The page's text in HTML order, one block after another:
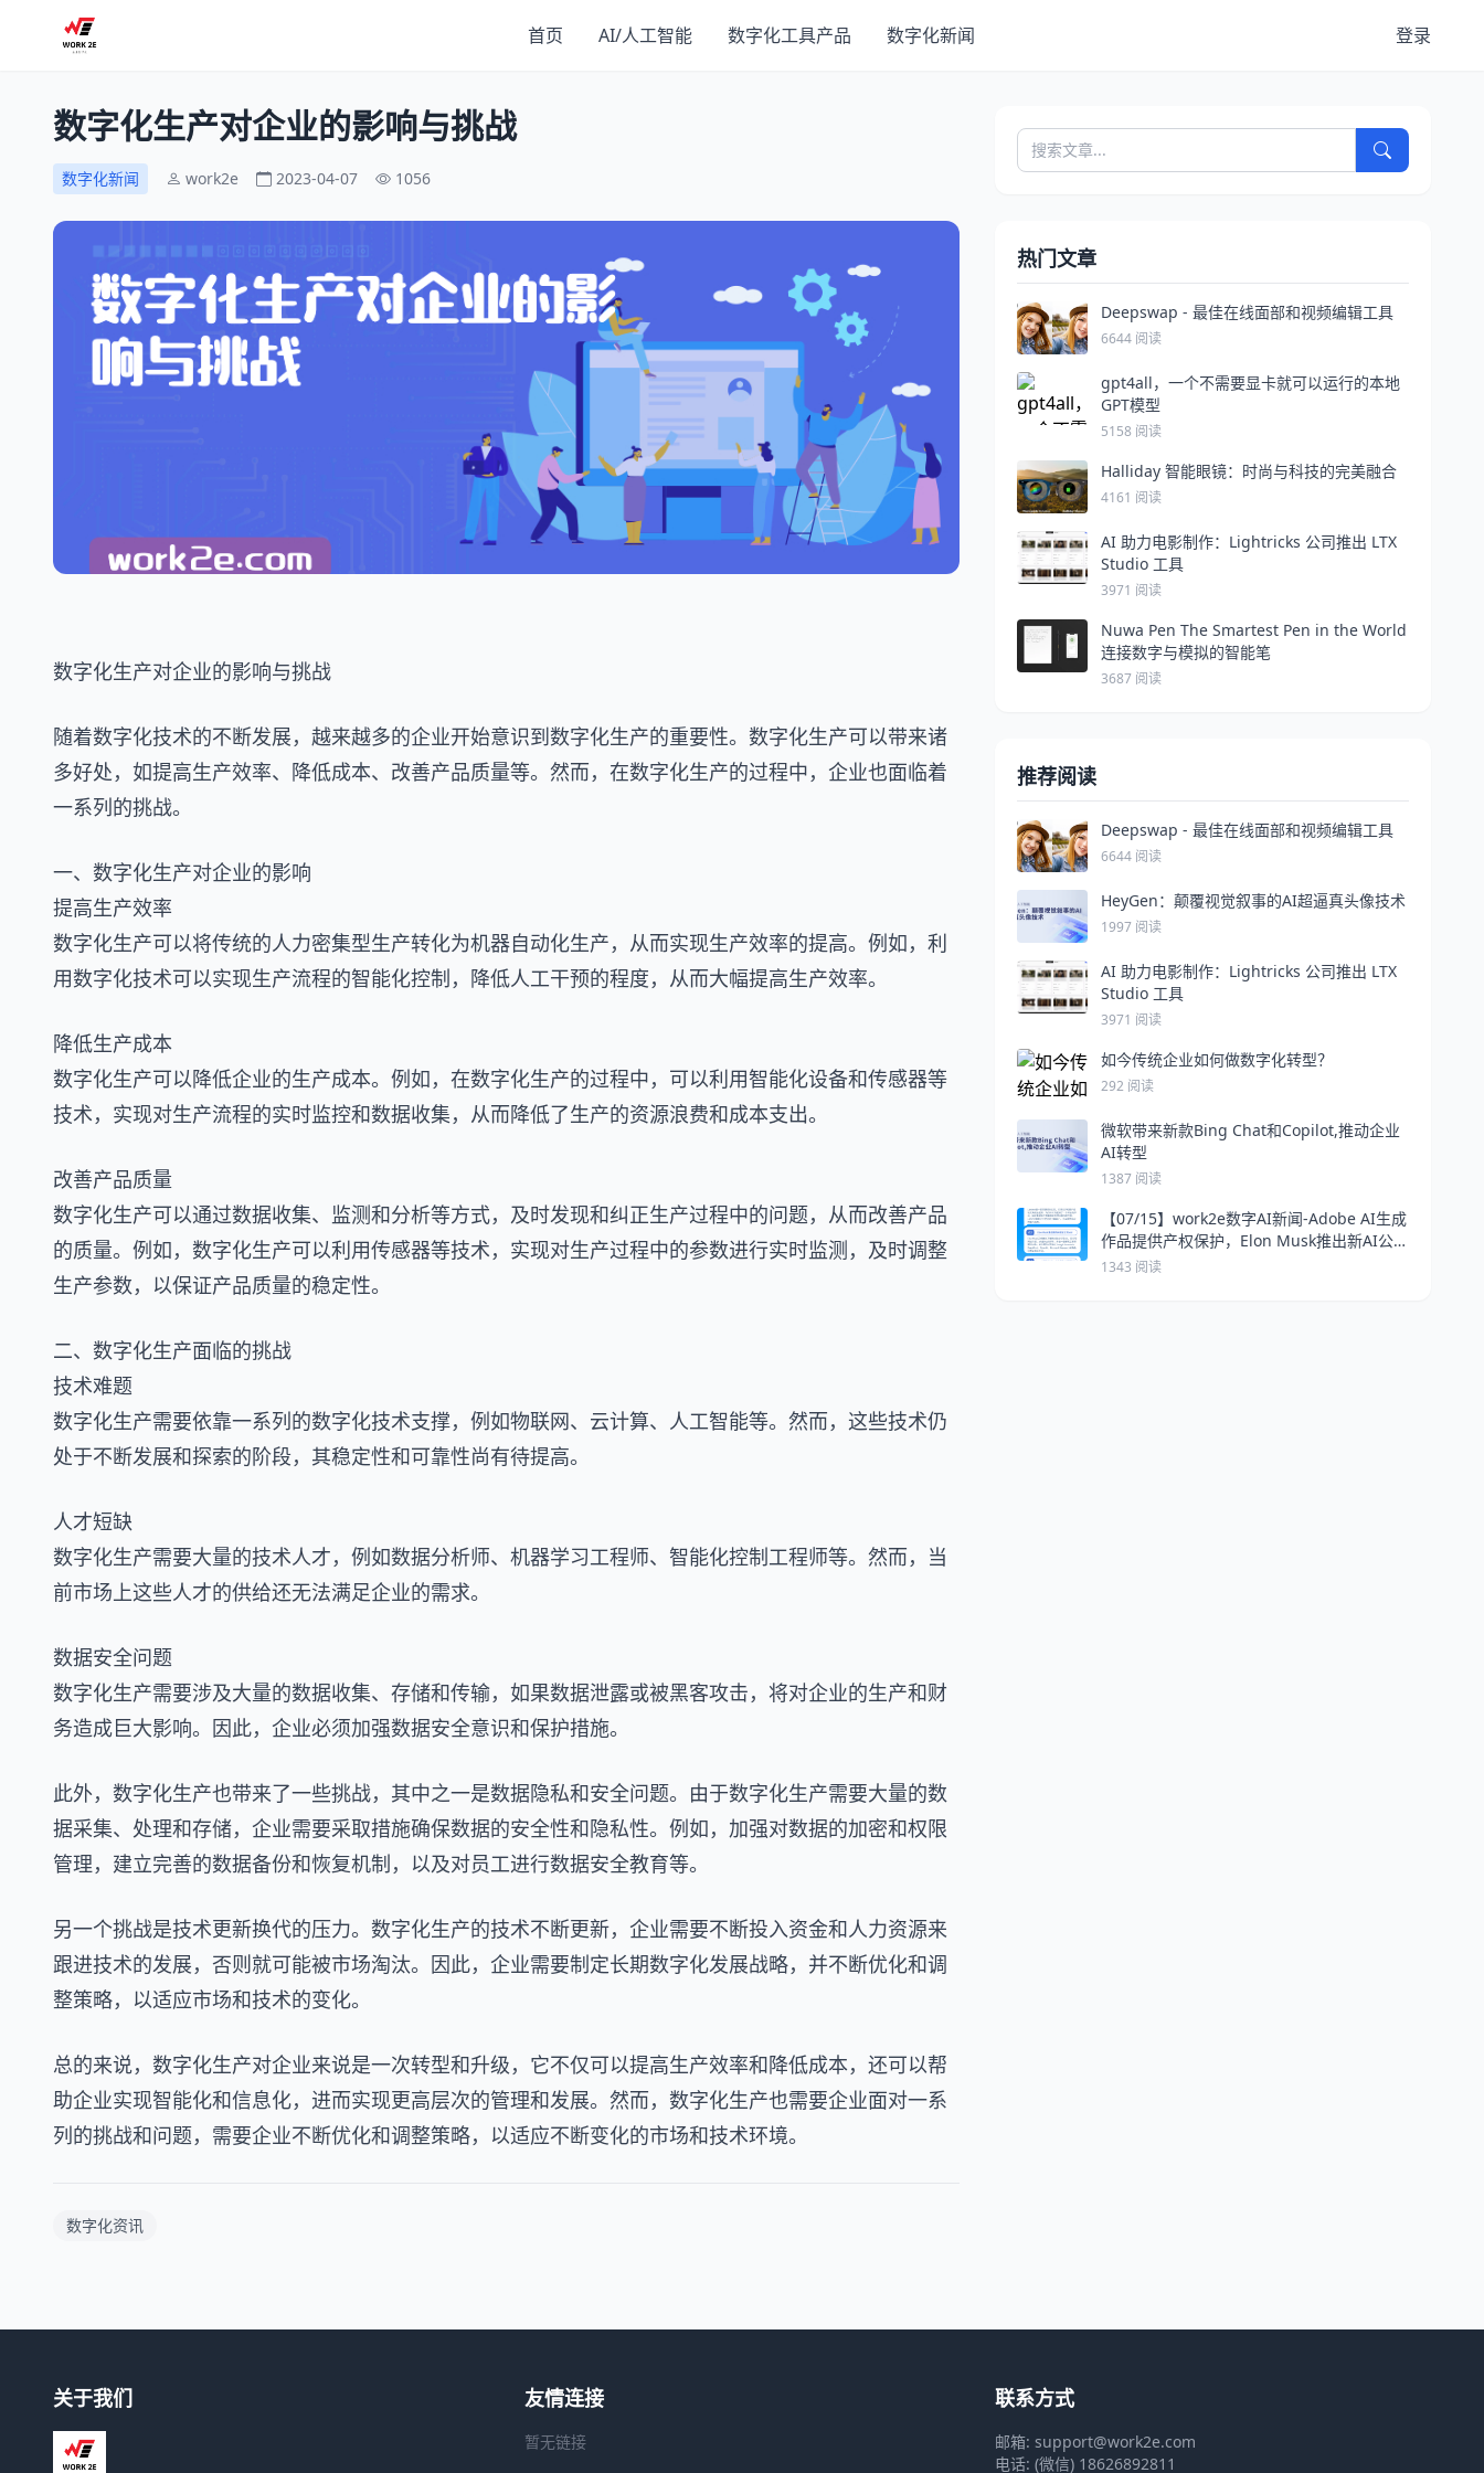
首页 AI/人工智能 数字化工具产品 数字化新闻 登录
数字化生产对企业的影响与挑战
数字化新闻 work2e 2023-04-07 1056
数字化生产对企业的影响与挑战
随着数字化技术的不断发展，越来越多的企业开始意识到数字化生产的重要性。数字化生产可以带来诸
多好处，如提高生产效率、降低成本、改善产品质量等。然而，在数字化生产的过程中，企业也面临着
一系列的挑战。
一、数字化生产对企业的影响
提高生产效率
数字化生产可以将传统的人力密集型生产转化为机器自动化生产，从而实现生产效率的提高。例如，利
用数字化技术可以实现生产流程的智能化控制，降低人工干预的程度，从而大幅提高生产效率。
降低生产成本
数字化生产可以降低企业的生产成本。例如，在数字化生产的过程中，可以利用智能化设备和传感器等
技术，实现对生产流程的实时监控和数据收集，从而降低了生产的资源浪费和成本支出。
改善产品质量
数字化生产可以通过数据收集、监测和分析等方式，及时发现和纠正生产过程中的问题，从而改善产品
的质量。例如，数字化生产可以利用传感器等技术，实现对生产过程中的参数进行实时监测，及时调整
生产参数，以保证产品质量的稳定性。
二、数字化生产面临的挑战
技术难题
数字化生产需要依靠一系列的数字化技术支撑，例如物联网、云计算、人工智能等。然而，这些技术仍
处于不断发展和探索的阶段，其稳定性和可靠性尚有待提高。
人才短缺
数字化生产需要大量的技术人才，例如数据分析师、机器学习工程师、智能化控制工程师等。然而，当
前市场上这些人才的供给还无法满足企业的需求。
数据安全问题
数字化生产需要涉及大量的数据收集、存储和传输，如果数据泄露或被黑客攻击，将对企业的生产和财
务造成巨大影响。因此，企业必须加强数据安全意识和保护措施。
此外，数字化生产也带来了一些挑战，其中之一是数据隐私和安全问题。由于数字化生产需要大量的数
据采集、处理和存储，企业需要采取措施确保数据的安全性和隐私性。例如，加强对数据的加密和权限
管理，建立完善的数据备份和恢复机制，以及对员工进行数据安全教育等。
另一个挑战是技术更新换代的压力。数字化生产的技术不断更新，企业需要不断投入资金和人力资源来
跟进技术的发展，否则就可能被市场淘汰。因此，企业需要制定长期数字化发展战略，并不断优化和调
整策略，以适应市场和技术的变化。
总的来说，数字化生产对企业来说是一次转型和升级，它不仅可以提高生产效率和降低成本，还可以帮
助企业实现智能化和信息化，进而实现更高层次的管理和发展。然而，数字化生产也需要企业面对一系
列的挑战和问题，需要企业不断优化和调整策略，以适应不断变化的市场和技术环境。
数字化资讯
热门文章
Deepswap - 最佳在线面部和视频编辑工具
6644 阅读
gpt4all，一个不需要显卡就可以运行的本地
GPT模型
5158 阅读
Halliday 智能眼镜：时尚与科技的完美融合
4161 阅读
AI 助力电影制作：Lightricks 公司推出 LTX
Studio 工具
3971 阅读
Nuwa Pen The Smartest Pen in the World
连接数字与模拟的智能笔
3687 阅读
推荐阅读
Deepswap - 最佳在线面部和视频编辑工具
6644 阅读
HeyGen：颠覆视觉叙事的AI超逼真头像技术
1997 阅读
AI 助力电影制作：Lightricks 公司推出 LTX
Studio 工具
3971 阅读
如今传统企业如何做数字化转型？
292 阅读
微软带来新款Bing Chat和Copilot,推动企业
AI转型
1387 阅读
【07/15】work2e数字AI新闻-Adobe AI生成
作品提供产权保护，Elon Musk推出新AI公
司 xAI，OpenAI面临FTC调查
1343 阅读
关于我们 友情连接
暂无链接
联系方式
邮箱: support@work2e.com
电话: (微信) 18626892811